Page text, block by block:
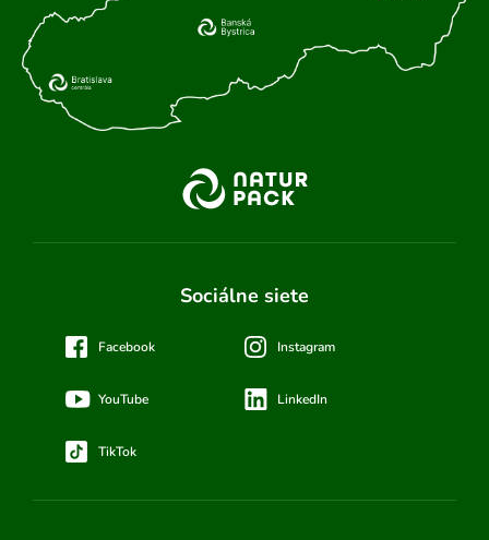
Sociálne siete
Facebook Instagram
YouTube LinkedIn
TikTok